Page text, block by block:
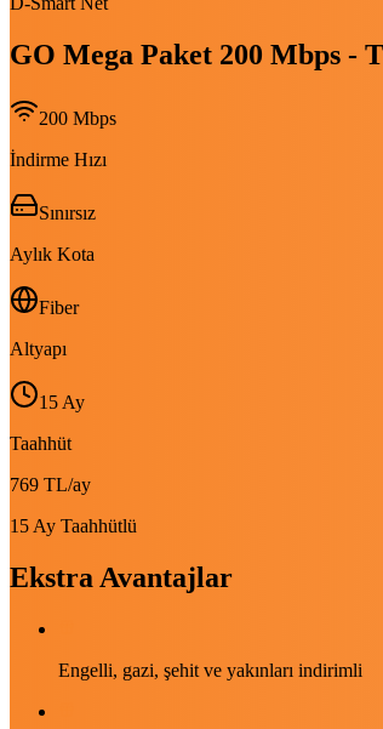
GO Mega Paket 200 Mbps -
200 Mbps
İndirme Hızı
Sınırsız
Aylık Kota
Fiber
Altyapı
15 Ay
Taahhüt
769 TL/ay
15 Ay Taahhütlü
Ekstra Avantajlar
Engelli, gazi, şehit ve yakınları indirimli